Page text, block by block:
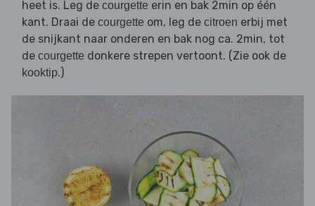
heet is. Leg de courgette erin en bak 2min op één
kant. Draai de courgette om, leg de citroen erbij met
de snijkant naar onderen en bak nog ca. 2min, tot
de courgette donkere strepen vertoont. (Zie ook de
kooktip.)